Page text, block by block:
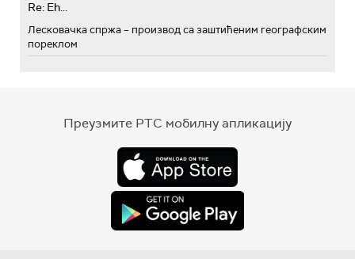
Re: Eh...
Лесковачка спржа – производ са заштићеним географским
пореклом
Преузмите РТС мобилну апликацију